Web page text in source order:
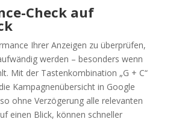
Check auf
Ihrer Anzeigen zu überprüfen,
werden – besonders wenn
Mit der Tastenkombination „G + C“
Kampagnenübersicht in Google
ohne Verzögerung alle relevanten
einen Blick, können schneller